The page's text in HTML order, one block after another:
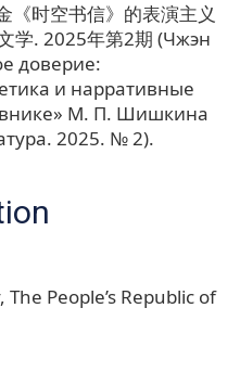
《时空书信》的表演主义
学. 2025年第2期 (Чжэн
доверие:
и нарративные
М. П. Шишкина
2025. № 2).
People’s Republic of